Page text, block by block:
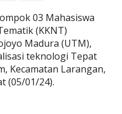
03 Mahasiswa
(KKNT)
Madura (UTM),
teknologi Tepat
Kecamatan Larangan,
(05/01/24).